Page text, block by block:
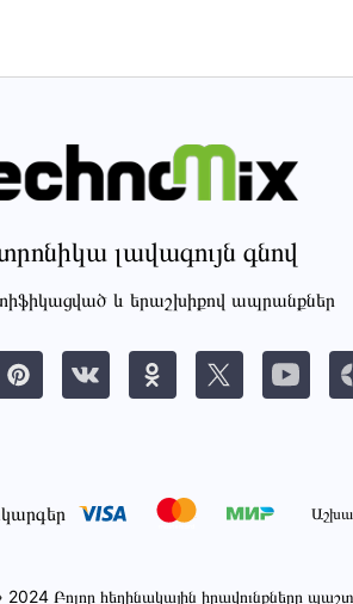
լավագույն գնով
և երաշխիքով ապրանքներ
Բոլոր հեղինակային իրավունքները